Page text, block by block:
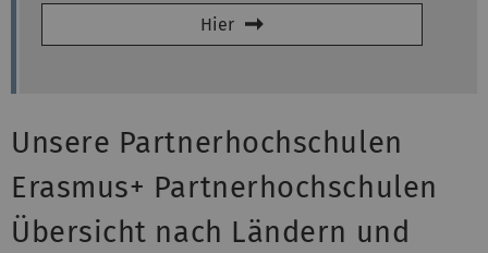
Hier
Unsere Partnerhochschulen
Erasmus+ Partnerhochschulen
Übersicht nach Ländern und